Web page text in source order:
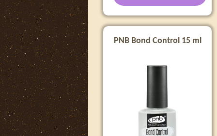
PNB Bond Control 15 ml